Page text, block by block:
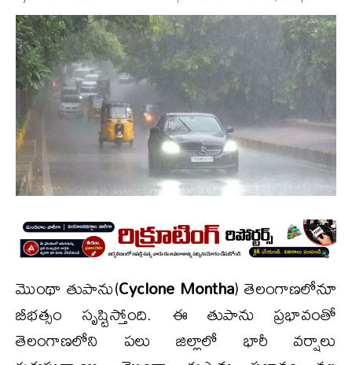
మొంథా తుపాను(Cyclone Montha) తెలంగాణలోనూ
బీభత్సం సృష్టిస్తోంది. ఈ తుపాను ప్రభావంతో
తెలంగాణలోని పలు జిల్లాలో భారీ వర్షాలు